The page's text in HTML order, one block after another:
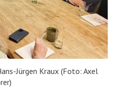
Jürgen Kraux (Foto: Axel